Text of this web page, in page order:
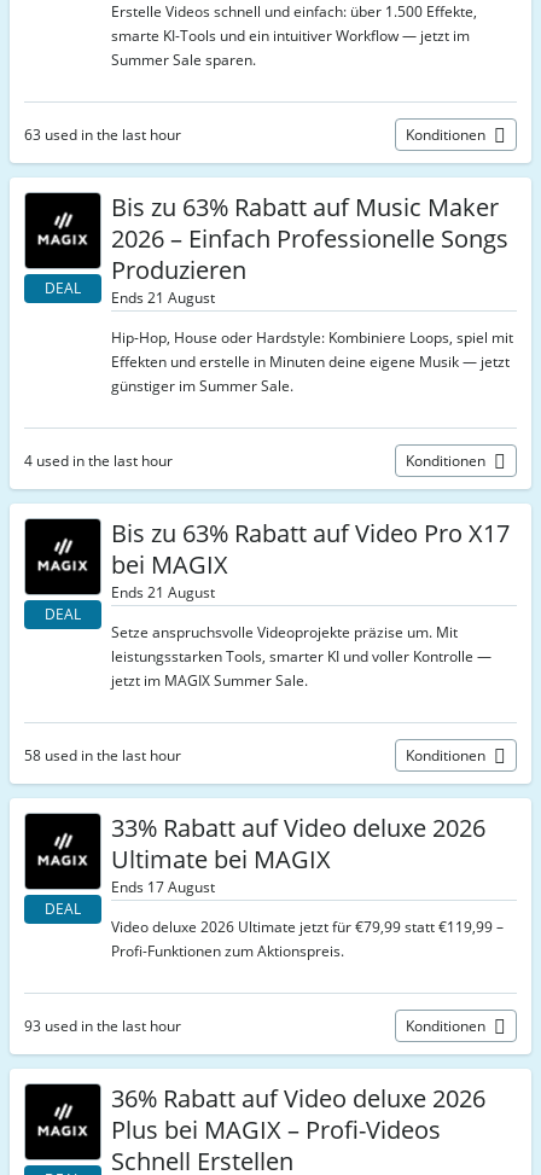
Erstelle Videos schnell und einfach: über 1.500 Effekte,
smarte KI-Tools und ein intuitiver Workflow — jetzt im
Summer Sale sparen.
63 used in the last hour Konditionen
DEAL
Bis zu 63% Rabatt auf Music Maker
2026 – Einfach Professionelle Songs
Produzieren
Ends 21 August
Hip-Hop, House oder Hardstyle: Kombiniere Loops, spiel mit
Effekten und erstelle in Minuten deine eigene Musik — jetzt
günstiger im Summer Sale.
4 used in the last hour Konditionen
DEAL
Bis zu 63% Rabatt auf Video Pro X17
bei MAGIX
Ends 21 August
Setze anspruchsvolle Videoprojekte präzise um. Mit
leistungsstarken Tools, smarter KI und voller Kontrolle —
jetzt im MAGIX Summer Sale.
58 used in the last hour Konditionen
DEAL
33% Rabatt auf Video deluxe 2026
Ultimate bei MAGIX
Ends 17 August
Video deluxe 2026 Ultimate jetzt für €79,99 statt €119,99 –
Profi-Funktionen zum Aktionspreis.
93 used in the last hour Konditionen
36% Rabatt auf Video deluxe 2026
Plus bei MAGIX – Profi-Videos
Schnell Erstellen